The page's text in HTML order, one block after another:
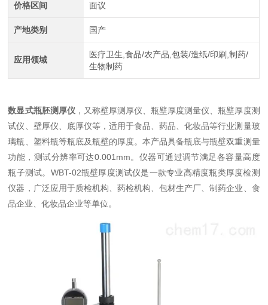
价格区间 面议
产地类别 国产
应用领域
医疗卫生,食品/农产品,包装/造纸/印刷,制药/
生物制药
数显式瓶胚测厚仪，又称壁厚测厚仪、瓶壁厚度测量仪、瓶壁厚度测
试仪、壁厚仪、底厚仪等，适用于食品、药品、化妆品等行业测量玻
璃瓶、塑料瓶等瓶底及瓶壁的厚度。本产品具备瓶底与瓶壁双重测量
功能，测试分辨率可达0.001mm。仪器可通过调节满足各容量高度
瓶子测试。WBT-02瓶壁厚度测试仪是一款专业高精度瓶类厚度检测
仪器，广泛应用于质检机构、药检机构、包材生产厂、制药企业、食
品企业、化妆品企业等单位。